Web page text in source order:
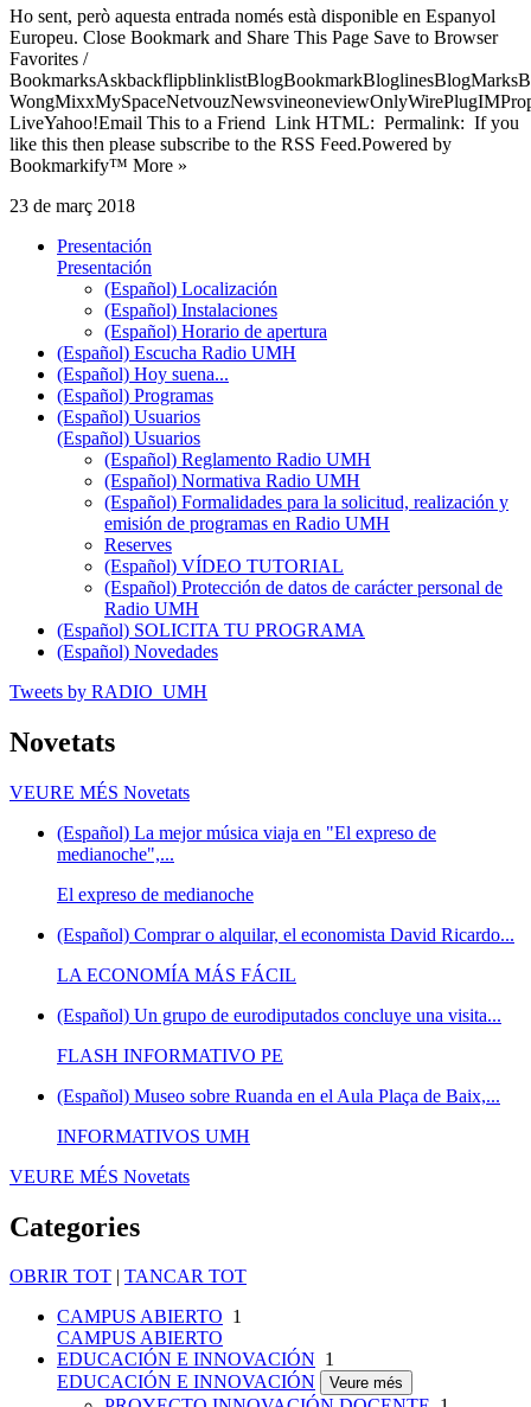
Ho sent, però aquesta entrada només està disponible en Espanyol
Europeu. Close Bookmark and Share This Page Save to Browser
Favorites /
LiveYahoo!Email This to a Friend Link HTML: Permalink: If you
like this then please subscribe to the RSS Feed.Powered by
Bookmarkify™ More »
23 de març 2018
Presentación
Presentación
(Español) Localización
(Español) Instalaciones
(Español) Horario de apertura
(Español) Escucha Radio UMH
(Español) Hoy suena...
(Español) Programas
(Español) Usuarios
(Español) Usuarios
(Español) Reglamento Radio UMH
(Español) Normativa Radio UMH
(Español) Formalidades para la solicitud, realización y
emisión de programas en Radio UMH
Reserves
(Español) VÍDEO TUTORIAL
(Español) Protección de datos de carácter personal de
Radio UMH
(Español) SOLICITA TU PROGRAMA
(Español) Novedades
Tweets by RADIO_UMH
Novetats
VEURE MÉS Novetats
(Español) La mejor música viaja en "El expreso de
medianoche",...
El expreso de medianoche
(Español) Comprar o alquilar, el economista David Ricardo...
LA ECONOMÍA MÁS FÁCIL
(Español) Un grupo de eurodiputados concluye una visita...
FLASH INFORMATIVO PE
(Español) Museo sobre Ruanda en el Aula Plaça de Baix,...
INFORMATIVOS UMH
VEURE MÉS Novetats
Categories
OBRIR TOT | TANCAR TOT
CAMPUS ABIERTO 1
CAMPUS ABIERTO
EDUCACIÓN E INNOVACIÓN 1
EDUCACIÓN E INNOVACIÓN
Veure més